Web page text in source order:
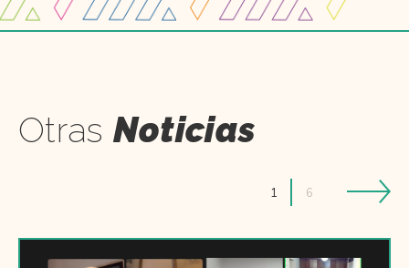
Otras Noticias
1 6